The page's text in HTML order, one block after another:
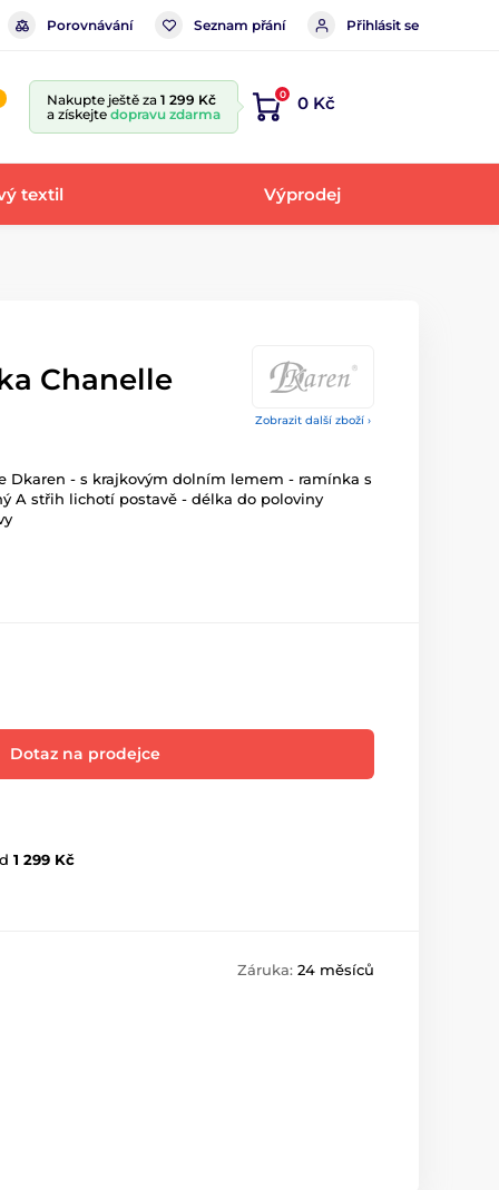
Porovnávání Seznam přání Přihlásit se
Nakupte ještě za 1 299 Kč
a získejte dopravu zdarma
0 0 Kč
textil Výprodej
Zobrazit další zboží ›
Chanelle
Dkaren - s krajkovým dolním lemem - ramínka s
A střih lichotí postavě - délka do poloviny
Dotaz na prodejce
1 299 Kč
Záruka: 24 měsíců